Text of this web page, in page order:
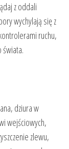
z oddali
wychylają się z
ruchu,
świata.
dziura w
wejściowych,
zlewu,